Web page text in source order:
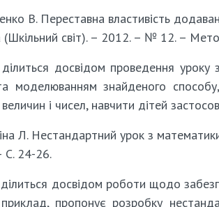
В. Переставна властивість
(Шкільний світ). – 2012. – № 12. –
досвідом проведення уроку
моделюванням знайденого
і чисел, навчити дітей
Л. Нестандартний урок з
24-26.
досвідом роботи щодо
приклад, пропонує розробку